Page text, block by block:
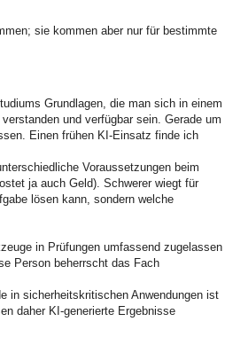
sie kommen aber nur für bestimmte
Grundlagen, die man sich in einem
und verfügbar sein. Gerade um
Einen frühen KI-Einsatz finde ich
Voraussetzungen beim
ja auch Geld). Schwerer wiegt für
lösen kann, sondern welche
in Prüfungen umfassend zugelassen
Person beherrscht das Fach
in sicherheitskritischen Anwendungen ist
daher KI-generierte Ergebnisse